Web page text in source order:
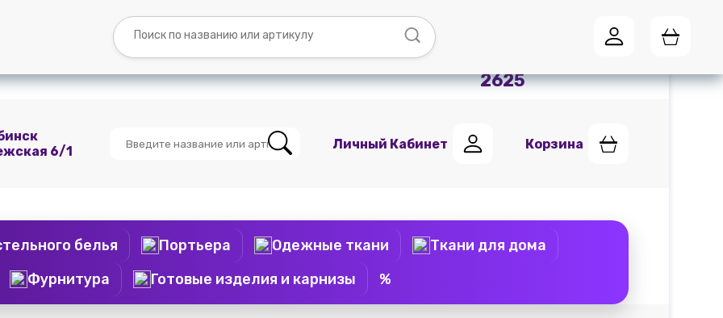
нас
ВКонтакте
Мы в
Telegram
2625
6/1
Личный Кабинет Корзина
белья Портьера Одежные ткани
Ткани для дома
Фурнитура
Готовые изделия и карнизы %